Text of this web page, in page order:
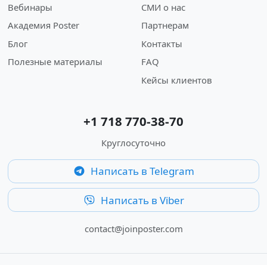
Вебинары
Академия Poster
Блог
Полезные материалы
СМИ о нас
Партнерам
Контакты
FAQ
Кейсы клиентов
+1 718 770-38-70
Круглосуточно
Написать в Telegram
Написать в Viber
contact@joinposter.com